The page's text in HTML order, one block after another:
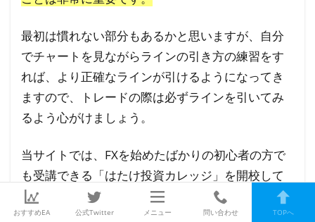
最初は慣れない部分もあるかと思いますが、自分
でチャートを見ながらラインの引き方の練習をす
れば、より正確なラインが引けるようになってき
ますので、トレードの際は必ずラインを引いてみ
るよう心がけましょう。
当サイトでは、FXを始めたばかりの初心者の方で
も受講できる「はたけ投資カレッジ」を開校して
います。
おすすめEA 公式Twitter メニュー 問い合わせ TOPへ